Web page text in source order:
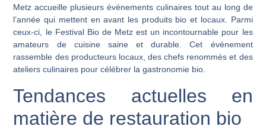
Metz accueille plusieurs événements culinaires tout au long de
l’année qui mettent en avant les produits bio et locaux. Parmi
ceux-ci, le Festival Bio de Metz est un incontournable pour les
amateurs de cuisine saine et durable. Cet événement
rassemble des producteurs locaux, des chefs renommés et des
ateliers culinaires pour célébrer la gastronomie bio.
Tendances actuelles en
matière de restauration bio